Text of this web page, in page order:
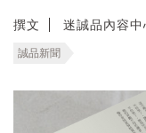
撰文 迷誠品內容中
誠品新聞